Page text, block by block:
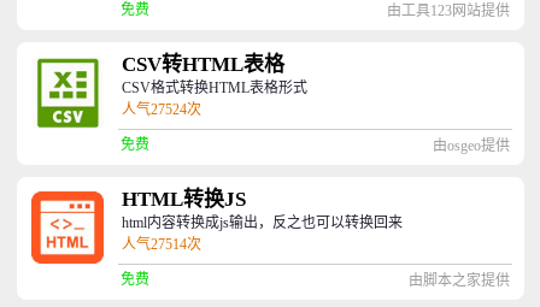
免费 由工具123网站提供
CSV转HTML表格
CSV格式转换HTML表格形式
人气27524次
免费 由osgeo提供
HTML转换JS
html内容转换成js输出，反之也可以转换回来
人气27514次
免费 由脚本之家提供